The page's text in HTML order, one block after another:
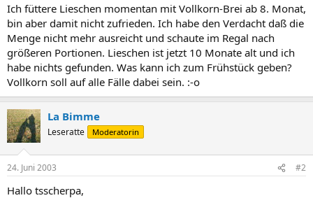
r
t
e
r
u
m
Ich füttere Lieschen momentan mit Vollkorn-Brei ab 8. Monat,
bin aber damit nicht zufrieden. Ich habe den Verdacht daß die
Menge nicht mehr ausreicht und schaute im Regal nach
größeren Portionen. Lieschen ist jetzt 10 Monate alt und ich
habe nichts gefunden. Was kann ich zum Frühstück geben?
Vollkorn soll auf alle Fälle dabei sein. :-o
La Bimme
Leseratte Moderatorin
24. Juni 2003 #2
Hallo tsscherpa,